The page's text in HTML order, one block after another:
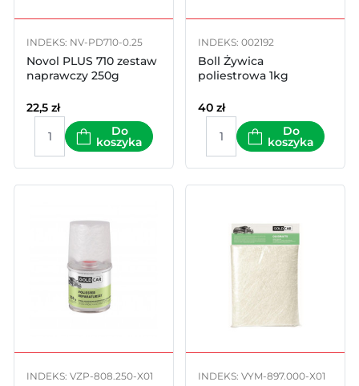
INDEKS: NV-PD710-0.25
Novol PLUS 710 zestaw
naprawczy 250g
22,5 zł
Do
koszyka
INDEKS: 002192
Boll Żywica
poliestrowa 1kg
40 zł
Do
koszyka
INDEKS: VZP-808.250-X01 INDEKS: VYM-897.000-X01